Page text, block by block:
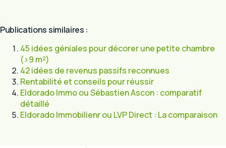
Publications similaires :
45 idées géniales pour décorer une petite chambre
(>9 m²)
42 idées de revenus passifs reconnues
Rentabilité et conseils pour réussir
Eldorado Immo ou Sébastien Ascon : comparatif
détaillé
Eldorado Immobilienr ou LVP Direct : La comparaison